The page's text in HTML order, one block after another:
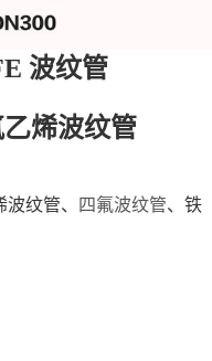
波纹管
烯波纹管
波纹管、 四氟波纹管、铁